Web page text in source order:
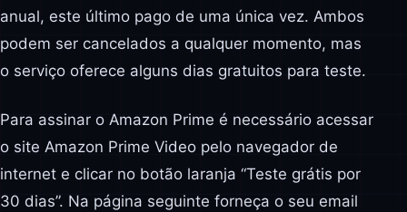
anual, este último pago de uma única vez. Ambos
podem ser cancelados a qualquer momento, mas
o serviço oferece alguns dias gratuitos para teste.
Para assinar o Amazon Prime é necessário acessar
o site Amazon Prime Video pelo navegador de
internet e clicar no botão laranja “Teste grátis por
30 dias”. Na página seguinte forneça o seu email